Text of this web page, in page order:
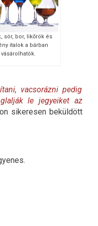
sör, bor, likőrök és
italok a bárban
vásárolhatók.
vacsorázni pedig
le jegyeiket az
sikeresen beküldött